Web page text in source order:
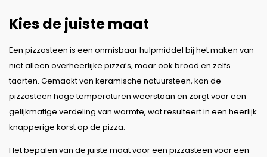
Kies de juiste maat
Een pizzasteen is een onmisbaar hulpmiddel bij het maken van
niet alleen overheerlijke pizza’s, maar ook brood en zelfs
taarten. Gemaakt van keramische natuursteen, kan de
pizzasteen hoge temperaturen weerstaan en zorgt voor een
gelijkmatige verdeling van warmte, wat resulteert in een heerlijk
knapperige korst op de pizza.
Het bepalen van de juiste maat voor een pizzasteen voor een